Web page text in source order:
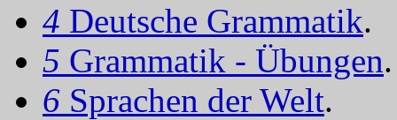
4 Deutsche Grammatik.
5 Grammatik - Übungen.
6 Sprachen der Welt.